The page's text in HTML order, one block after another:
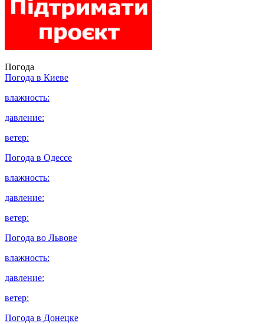
Погода
Погода в Киеве
влажность:
давление:
ветер:
Погода в Одессе
влажность:
давление:
ветер:
Погода во Львове
влажность:
давление:
ветер:
Погода в Донецке